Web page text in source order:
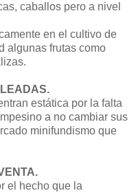
caballos pero a nivel
en el cultivo de
algunas frutas como
estática por la falta
a no cambiar sus
minifundismo que
el hecho que la